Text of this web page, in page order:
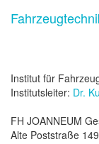
Institut für
Institutsleiter: Dr.
FH JOANNEUM
Alte Poststraße 149